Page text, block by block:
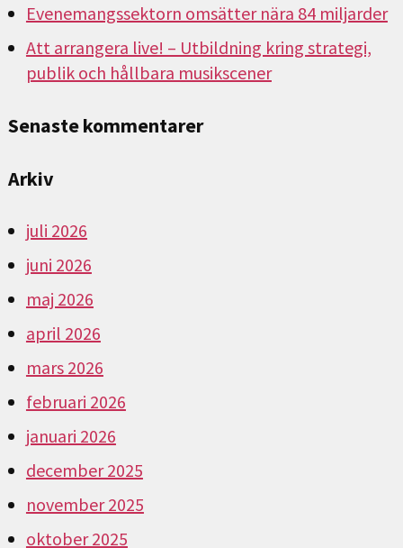
Evenemangssektorn omsätter nära 84 miljarder
Att arrangera live! – Utbildning kring strategi,
publik och hållbara musikscener
Senaste kommentarer
Arkiv
juli 2026
juni 2026
maj 2026
april 2026
mars 2026
februari 2026
januari 2026
december 2025
november 2025
oktober 2025